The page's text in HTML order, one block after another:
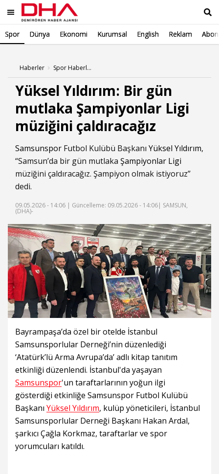
Spor Dünya Ekonomi Kurumsal English Reklam
Haberler Spor Haberleri
Yüksel Yıldırım: Bir gün
mutlaka Şampiyonlar Ligi
müziğini çaldıracağız
Samsunspor Futbol Kulübü Başkanı Yüksel Yıldırım,
“Samsun’da bir gün mutlaka Şampiyonlar Ligi
müziğini çaldıracağız. Şampiyon olmak istiyoruz”
dedi.
09.05.2026 - 14:06 | Güncelleme: 09.05.2026 - 14:06| SAMSUN,
(DHA)-
Bayrampaşa’da özel bir otelde İstanbul
Samsunsporlular Derneği’nin düzenlediği
‘Atatürk’lü Arma Avrupa’da’ adlı kitap tanıtım
etkinliği düzenlendi. İstanbul'da yaşayan
Samsunspor'un taraftarlarının yoğun ilgi
gösterdiği etkinliğe Samsunspor Futbol Kulübü
Başkanı Yüksel Yıldırım, kulüp yöneticileri, İstanbul
Samsunsporlular Derneği Başkanı Hakan Ardal,
şarkıcı Çağla Korkmaz, taraftarlar ve spor
yorumcuları katıldı.